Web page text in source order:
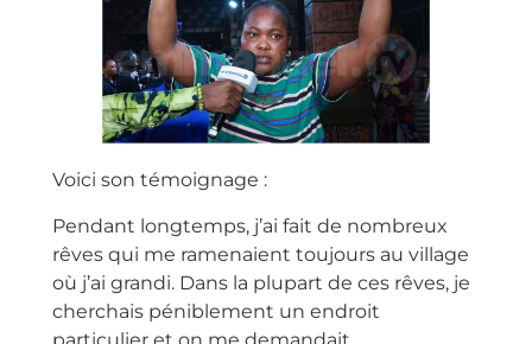
Voici son témoignage :
Pendant longtemps, j’ai fait de nombreux
rêves qui me ramenaient toujours au village
où j’ai grandi. Dans la plupart de ces rêves, je
cherchais péniblement un endroit
particulier et on me demandait